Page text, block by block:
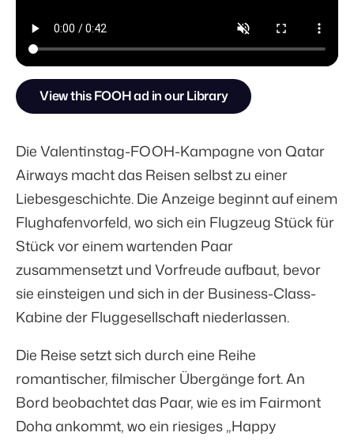
View this FOOH ad in our Library
Die Valentinstag-FOOH-Kampagne von Qatar
Airways macht das Reisen selbst zu einer
Liebesgeschichte. Die Anzeige beginnt auf einem
Flughafenvorfeld, wo sich ein Flugzeug Stück für
Stück vor einem wartenden Paar
zusammensetzt und Vorfreude aufbaut, bevor
sie einsteigen und sich in der Business-Class-
Kabine der Fluggesellschaft niederlassen.
Die Reise setzt sich durch eine Reihe
romantischer, filmischer Übergänge fort. An
Bord beobachtet das Paar, wie es im Fairmont
Doha ankommt, wo ein riesiges „Happy